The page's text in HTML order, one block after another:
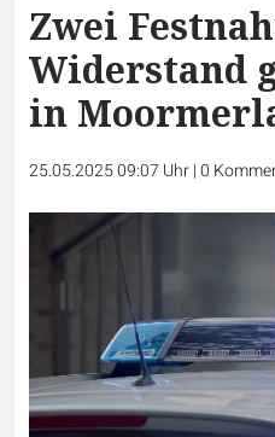
Zwei
Widerstand
in
25.05.2025 09:07 Uhr|0